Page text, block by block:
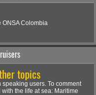
Colombia
topics
users. To comment
the life at sea: Maritime